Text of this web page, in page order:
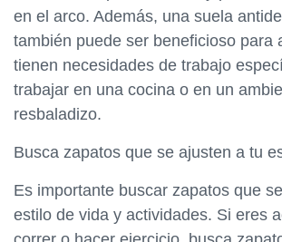
en el arco. Además, una suela
también puede ser beneficioso para
tienen necesidades de trabajo
trabajar en una cocina o en un
resbaladizo.
Busca zapatos que se ajusten a tu
Es importante buscar zapatos que
estilo de vida y actividades. Si eres